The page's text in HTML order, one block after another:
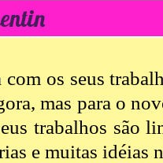
os seus
mas para o
trabalhos são
e muitas idéias